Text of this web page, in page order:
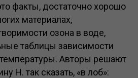
факты, достаточно хорошо
материалах,
озона в воде,
таблицы зависимости
температуры. Авторы решают
Н. так сказать, «в лоб»: